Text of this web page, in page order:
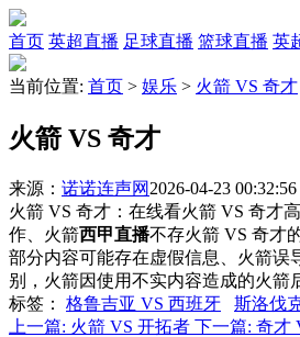
首页 英超直播 足球直播 篮球直播 英
当前位置: 首页 > 娱乐 > 火箭 VS 奇才
火箭 VS 奇才
来源： 诺诺连声网 2026-04-23 00:32:56
火箭 VS 奇才：在线看火箭 VS 奇才
作、火箭西甲直播不存火箭 VS 奇才
部分内容可能存在虚假信息、火箭误
别，火箭因使用不实内容造成的火箭
标签 ： 格鲁吉亚 VS 西班牙 斯洛伐
上一篇: 火箭 VS 开拓者 下一篇: 奇才